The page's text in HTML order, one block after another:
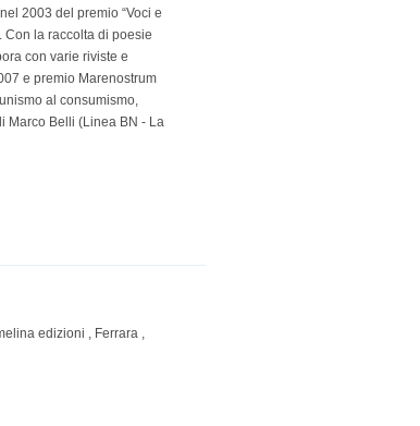
2003 del premio “Voci e
Con la raccolta di poesie
con varie riviste e
e premio Marenostrum
al consumismo,
Marco Belli (Linea BN - La
edizioni , Ferrara ,